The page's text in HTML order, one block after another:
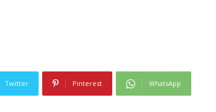
Twitter Pinterest WhatsApp